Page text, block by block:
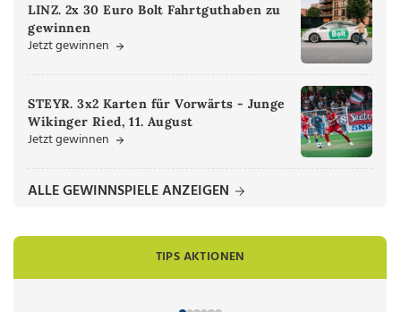
LINZ. 2x 30 Euro Bolt Fahrtguthaben zu
gewinnen
Jetzt gewinnen
STEYR. 3x2 Karten für Vorwärts - Junge
Wikinger Ried, 11. August
Jetzt gewinnen
ALLE GEWINNSPIELE ANZEIGEN
TIPS AKTIONEN